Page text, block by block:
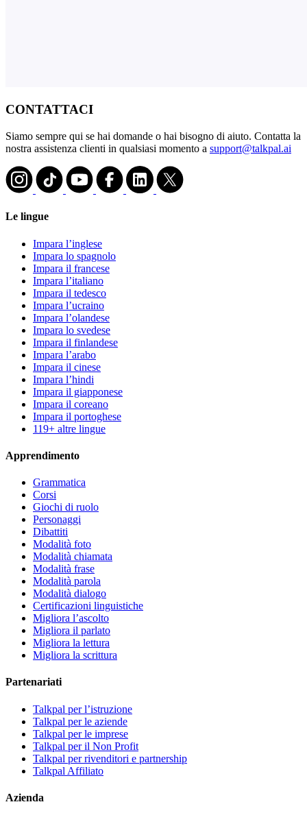
CONTATTACI
Siamo sempre qui se hai domande o hai bisogno di aiuto. Contatta la
nostra assistenza clienti in qualsiasi momento a support@talkpal.ai
Le lingue
Impara l’inglese
Impara lo spagnolo
Impara il francese
Impara l’italiano
Impara il tedesco
Impara l’ucraino
Impara l’olandese
Impara lo svedese
Impara il finlandese
Impara l’arabo
Impara il cinese
Impara l’hindi
Impara il giapponese
Impara il coreano
Impara il portoghese
119+ altre lingue
Apprendimento
Grammatica
Corsi
Giochi di ruolo
Personaggi
Dibattiti
Modalità foto
Modalità chiamata
Modalità frase
Modalità parola
Modalità dialogo
Certificazioni linguistiche
Migliora l’ascolto
Migliora il parlato
Migliora la lettura
Migliora la scrittura
Partenariati
Talkpal per l’istruzione
Talkpal per le aziende
Talkpal per le imprese
Talkpal per il Non Profit
Talkpal per rivenditori e partnership
Talkpal Affiliato
Azienda